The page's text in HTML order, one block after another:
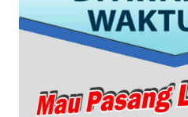
SUMUT